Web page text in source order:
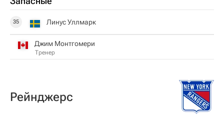
35 Линус Уллмарк
Джим Монтгомери
Тренер
Рейнджерс